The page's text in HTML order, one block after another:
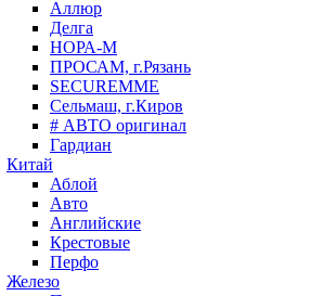
Аллюр
Делга
НОРА-М
ПРОСАМ, г.Рязань
SECUREMME
Сельмаш, г.Киров
# АВТО оригинал
Гардиан
Китай
Аблой
Авто
Английские
Крестовые
Перфо
Железо